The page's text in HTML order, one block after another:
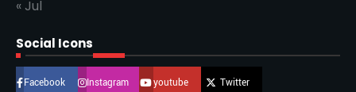
« Jul
Social Icons
Facebook Instagram youtube Twitter